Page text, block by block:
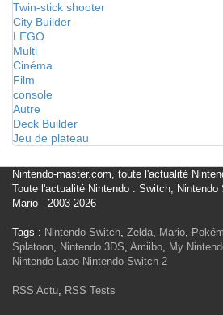
Twin-stick shooter
City Builder
LEGO
Multi
Cinéma
Film
console
Autre
Deck Builder
Jeu de plateau
Nintendo-master.com, toute l'actualité
Toute l'actualité Nintendo : Switch,
Mario - 2003-2026
Tags : Nintendo Switch, Zelda, Mario,
Splatoon, Nintendo 3DS, Amiibo, My
Nintendo Labo Nintendo Switch 2
RSS Actu, RSS Tests